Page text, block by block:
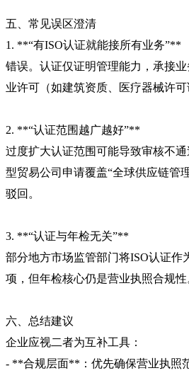
五、常见误区澄清
1. **“有ISO认证就能接所有业务”**
错误。认证仅证明管理能力，承接
业许可（如建筑资质、医疗器械许可
2. **“认证范围越广越好”**
过度扩大认证范围可能导致审核不
型贸易公司申请覆盖“全球供应链管
驳回。
3. **“认证与年检无关”**
部分地方市场监管部门将ISO认证作
项，但年检核心仍是营业执照合规性
六、总结建议
企业应视二者为互补工具：
- **合规层面**：优先确保营业执照